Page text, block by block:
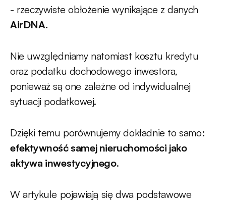
- rzeczywiste obłożenie wynikające z danych
AirDNA.
Nie uwzględniamy natomiast kosztu kredytu
oraz podatku dochodowego inwestora,
ponieważ są one zależne od indywidualnej
sytuacji podatkowej.
Dzięki temu porównujemy dokładnie to samo:
efektywność samej nieruchomości jako
aktywa inwestycyjnego.
W artykule pojawiają się dwa podstawowe